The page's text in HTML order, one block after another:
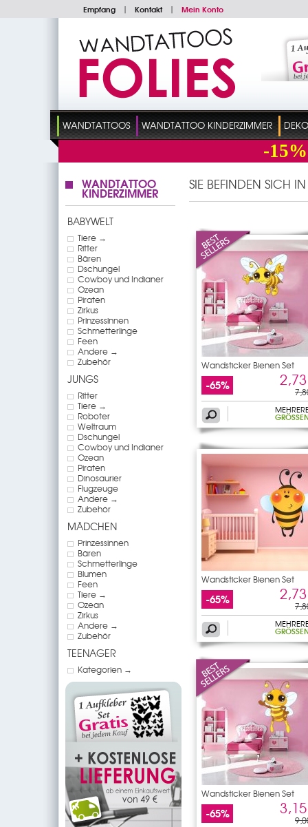
Empfang | Kontakt | Mein Konto
WANDTATTOOS WANDTATTOO KINDERZIMMER
-15%
WANDTATTOO
KINDERZIMMER
BABYWELT
Tiere →
Ritter
Bären
Dschungel
Cowboy und Indianer
Ozean
Piraten
Zirkus
Prinzessinnen
Schmetterlinge
Feen
Andere →
Zubehör
JUNGS
Ritter
Tiere →
Roboter
Weltraum
Dschungel
Cowboy und Indianer
Ozean
Piraten
Dinosaurier
Flugzeuge
Andere →
Zubehör
MÄDCHEN
Prinzessinnen
Bären
Schmetterlinge
Blumen
Feen
Tiere →
Ozean
Zirkus
Andere →
Zubehör
TEENAGER
Kategorien →
SIE BEFINDEN SICH
Wandsticker Bienen Set
-65%
GRÖSSEN
Wandsticker Bienen Set
-65%
GRÖSSEN
Wandsticker Bienen Set
-65%